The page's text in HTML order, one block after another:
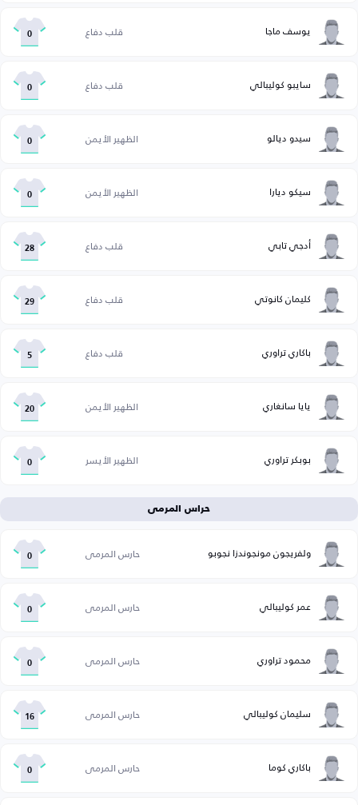
يوسف ماجا قلب دفاع 0
سايبو كوليبالي قلب دفاع 0
سيدو ديالو الظهير الأيمن 0
سيكو ديارا الظهير الأيمن 0
أدجي تابي قلب دفاع 28
كليمان كانوتي قلب دفاع 29
باكاري تراوري قلب دفاع 5
يايا سانغاري الظهير الأيمن 20
بوبكر تراوري الظهير الأيسر 0
حراس المرمى
ولفريجون مونجوندزا نجوبو حارس المرمى 0
عمر كوليبالي حارس المرمى 0
محمود تراوري حارس المرمى 0
سليمان كوليبالي حارس المرمى 16
باكاري كوما حارس المرمى 0